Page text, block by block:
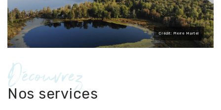
Crédit: Pierre Martel
Découvrez
Nos services